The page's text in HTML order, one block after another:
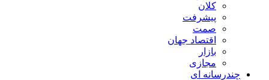
کلان
پیشرفت
صمت
اقتصاد جهان
بازار
مجازی
چندرسانه ای